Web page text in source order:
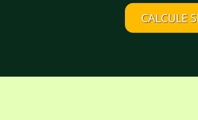
CALCULE